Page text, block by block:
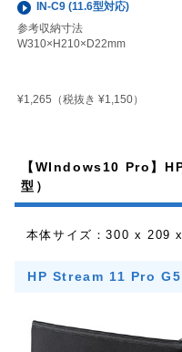
IN-C9 (11.6型対応)
参考収納寸法
W310×H210×D22mm
¥1,265 （税抜き ¥1,150）
【WIndows10 Pro】
型）
本体サイズ：300 x 209
HP Stream 11 Pro G5